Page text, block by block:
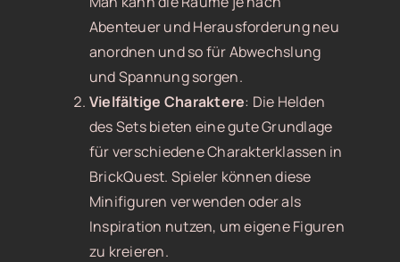
Abenteuer und Herausforderung neu
anordnen und so für Abwechslung
und Spannung sorgen.
Vielfältige Charaktere: Die Helden
des Sets bieten eine gute Grundlage
für verschiedene Charakterklassen in
BrickQuest. Spieler können diese
Minifiguren verwenden oder als
Inspiration nutzen, um eigene Figuren
zu kreieren.